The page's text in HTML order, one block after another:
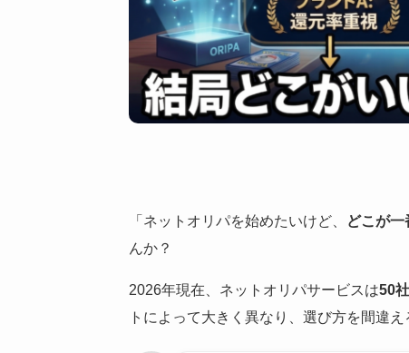
「ネットオリパを始めたいけど、 どこが一
んか？
2026年現在、ネットオリパサービスは50
トによって大きく異なり、選び方を間違